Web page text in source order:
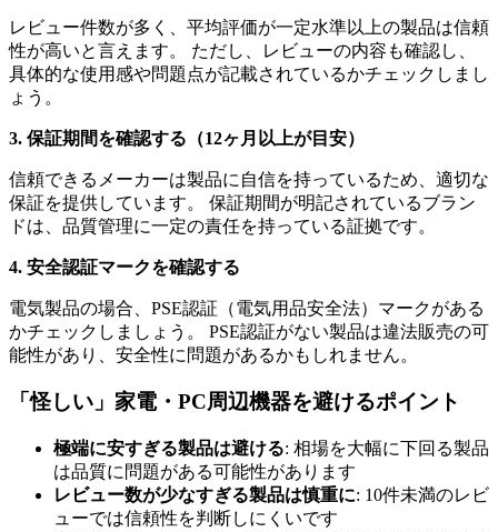
レビュー件数が多く、平均評価が一定水準以上の製品は信頼
性が高いと言えます。 ただし、レビューの内容も確認し、
具体的な使用感や問題点が記載されているかチェックしまし
ょう。
3. 保証期間を確認する（12ヶ月以上が目安）
信頼できるメーカーは製品に自信を持っているため、適切な
保証を提供しています。 保証期間が明記されているブラン
ドは、品質管理に一定の責任を持っている証拠です。
4. 安全認証マークを確認する
電気製品の場合、PSE認証（電気用品安全法）マークがある
かチェックしましょう。 PSE認証がない製品は違法販売の可
能性があり、安全性に問題があるかもしれません。
「怪しい」家電・PC周辺機器を避けるポイント
極端に安すぎる製品は避ける: 相場を大幅に下回る製品
は品質に問題がある可能性があります
レビュー数が少なすぎる製品は慎重に: 10件未満のレビ
ューでは信頼性を判断しにくいです